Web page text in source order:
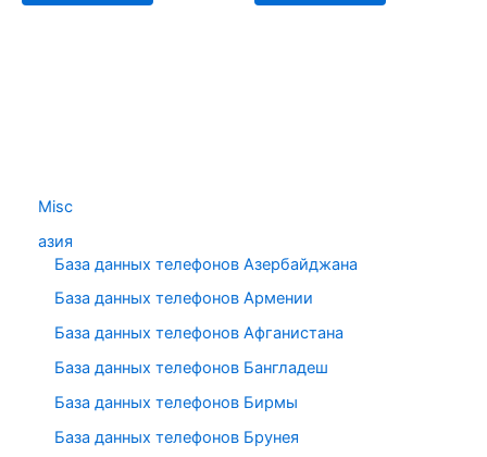
Misc
азия
База данных телефонов Азербайджана
База данных телефонов Армении
База данных телефонов Афганистана
База данных телефонов Бангладеш
База данных телефонов Бирмы
База данных телефонов Брунея